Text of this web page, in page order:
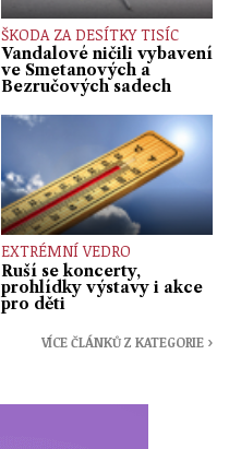
ŠKODA ZA DESÍTKY TISÍC
Vandalové ničili vybavení
ve Smetanových a
Bezručových sadech
EXTRÉMNÍ VEDRO
Ruší se koncerty,
prohlídky výstavy i akce
pro děti
VÍCE ČLÁNKŮ Z KATEGORIE ›